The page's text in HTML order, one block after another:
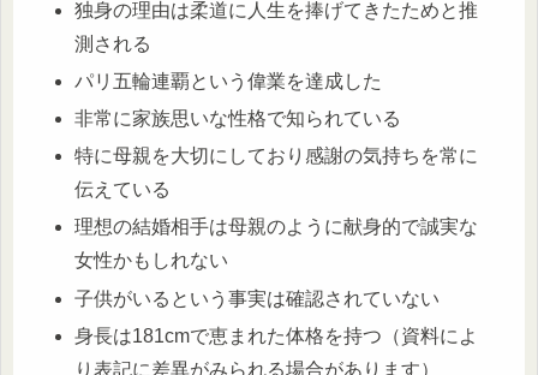
独身の理由は柔道に人生を捧げてきたためと推
測される
パリ五輪連覇という偉業を達成した
非常に家族思いな性格で知られている
特に母親を大切にしており感謝の気持ちを常に
伝えている
理想の結婚相手は母親のように献身的で誠実な
女性かもしれない
子供がいるという事実は確認されていない
身長は181cmで恵まれた体格を持つ （資料によ
り表記に差異がみられる場合があります）